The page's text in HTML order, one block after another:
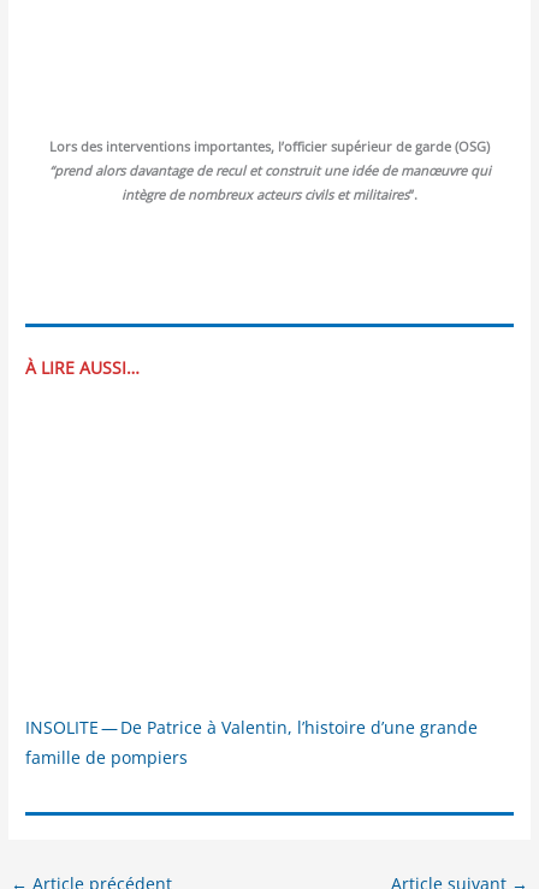
Lors des inter­ven­tions impor­tantes, l’of­fi­cier supé­rieur de garde (OSG)
“prend alors davan­tage de recul et construit une idée de manœuvre qui
intègre de nom­breux acteurs civils et mili­taires”.
À LIRE AUSSI…
INSOLITE — De Patrice à Valentin, l’histoire d’une grande
famille de pompiers
← Article précédent Article suivant →